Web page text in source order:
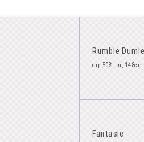
Rumble Dumle
drp 50%, rn, 148cm
Fantasie